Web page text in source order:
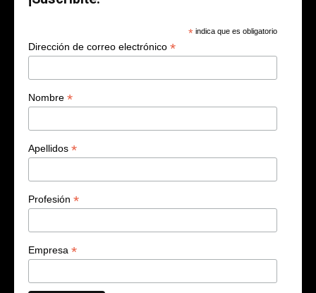
* indica que es obligatorio
Dirección de correo electrónico *
Nombre *
Apellidos *
Profesión *
Empresa *